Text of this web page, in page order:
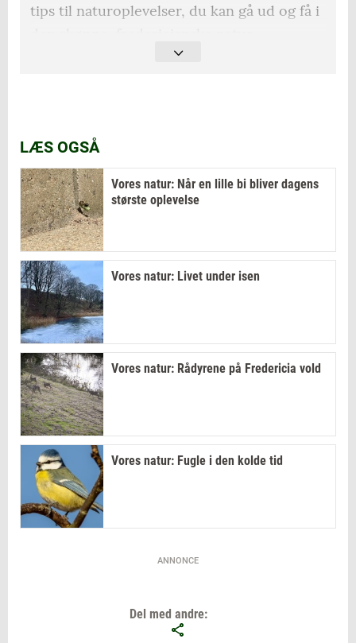
tips til naturoplevelser, du kan gå ud og få i
LÆS OGSÅ
Vores natur: Når en lille bi bliver dagens
største oplevelse
Vores natur: Livet under isen
Vores natur: Rådyrene på Fredericia vold
Vores natur: Fugle i den kolde tid
ANNONCE
Del med andre: